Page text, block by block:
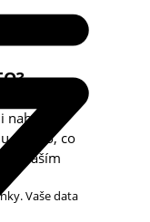
u toho, co
s vaším
Vaše data